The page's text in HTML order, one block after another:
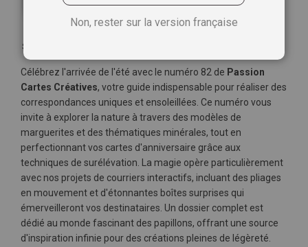
Soyez le premier à commenter ce produit
Célébrez l'arrivée de l'été avec le numéro 82 de Passion
Cartes Créatives, votre guide indispensable pour réaliser des
correspondances uniques et ensoleillées. Ce numéro vous
invite à explorer la nature à travers des modèles de
marguerites et des thématiques minérales, tout en
perfectionnant vos cartes d'anniversaire grâce aux
techniques de surélévation. La magie opère particulièrement
avec nos projets de courriers interactifs, incluant des pliages
en mouvement et d'étonnantes boîtes surprises qui
émerveilleront vos destinataires. Un dossier complet est
dédié au monde fascinant des papillons, offrant une source
d'inspiration infinie pour des créations pleines de légèreté.
Non, rester sur la version française